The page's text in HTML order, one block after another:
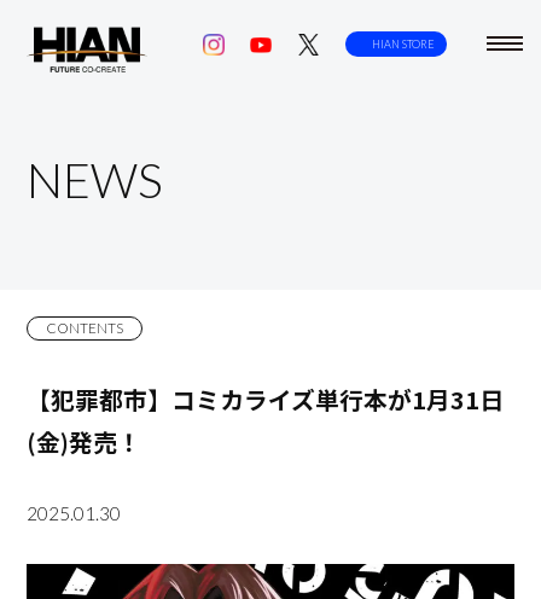
HIAN STORE
NEWS
CONTENTS
【犯罪都市】コミカライズ単行本が1月31日
(金)発売！
2025.01.30